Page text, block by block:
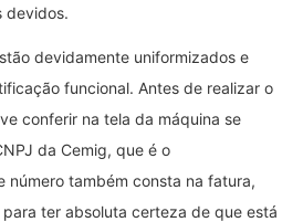
devidos.
devidamente uniformizados e
funcional. Antes de realizar o
conferir na tela da máquina se
da Cemig, que é o
número também consta na fatura,
ter absoluta certeza de que está